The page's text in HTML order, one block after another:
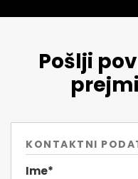
Pošlji
KONTAKTNI
Ime*